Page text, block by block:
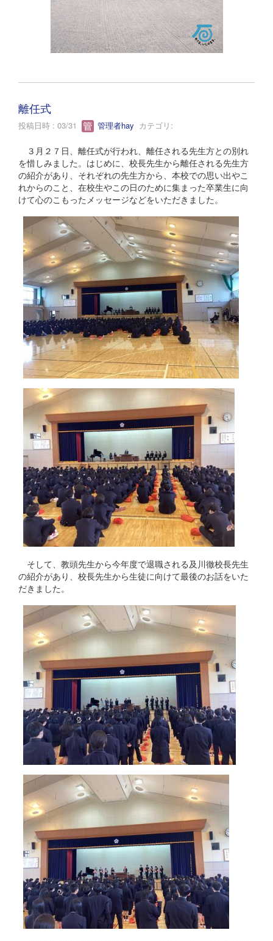
離任式
投稿日時 : 03/31 管理者hay カテゴリ:
３月２７日、離任式が行われ、離任される先生方との別れ
を惜しみました。はじめに、校長先生から離任される先生方
の紹介があり、それぞれの先生方から、本校での思い出やこ
れからのこと、在校生やこの日のために集まった卒業生に向
けて心のこもったメッセージなどをいただきました。
そして、教頭先生から今年度で退職される及川徹校長先生
の紹介があり、校長先生から生徒に向けて最後のお話をいた
だきました。